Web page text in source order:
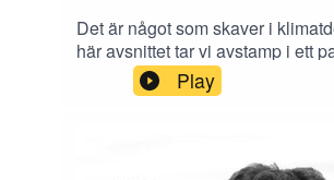
Det är något som skaver i
här avsnittet tar vi avstamp i ett
när försök att nyansera frågor om
klimatförändringar möts av
prioriterar klimatfrågan. Vi pratar
Play